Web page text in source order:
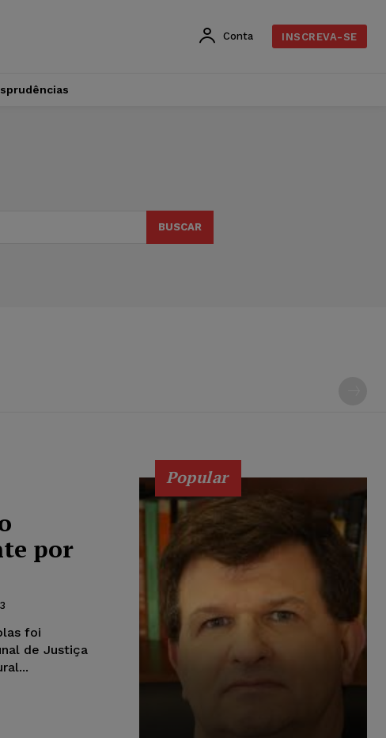
Conta INSCREVA-SE
BUSCAR
por
foi
de Justiça
Popular